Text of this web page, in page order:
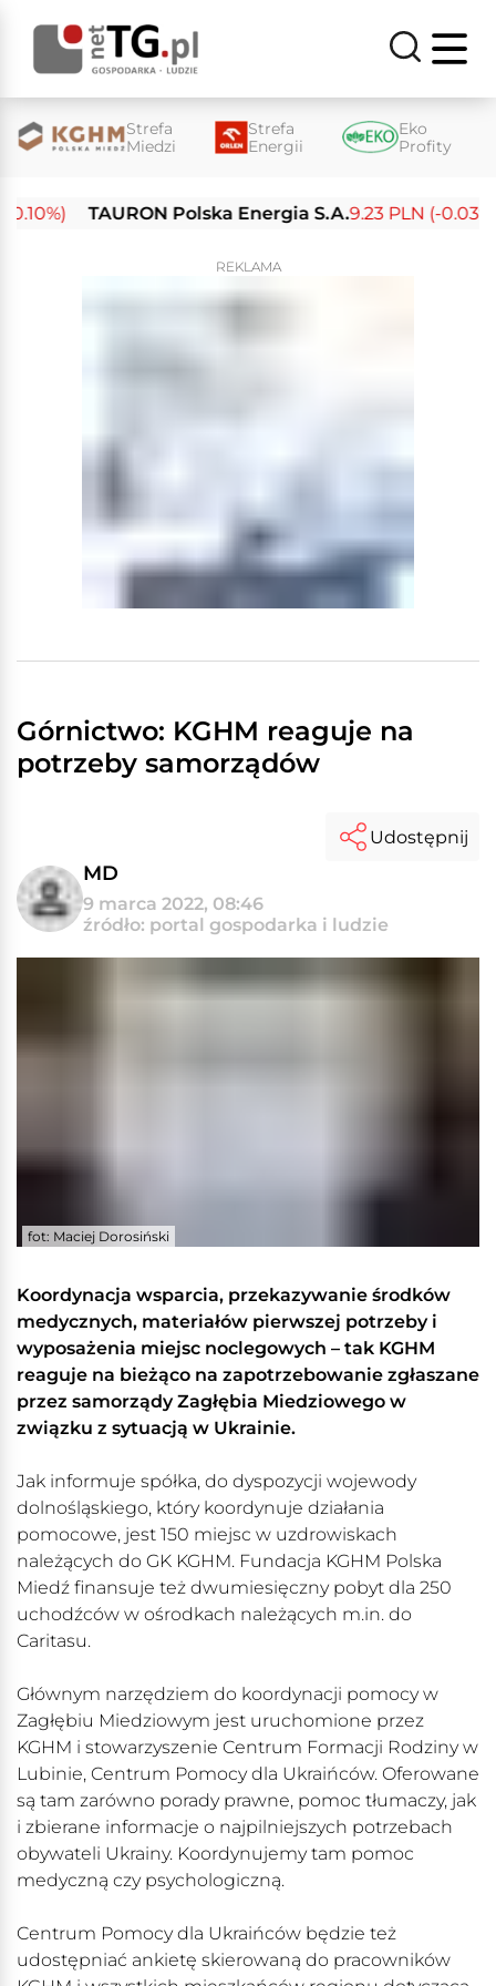
Strefa
Miedzi
Strefa
Energii
Eko
Profity
TAURON Polska Energia S.A.9.23 PLN (-0.03%)
REKLAMA
Górnictwo: KGHM reaguje na
potrzeby samorządów
MD
9 marca 2022, 08:46
źródło: portal gospodarka i ludzie
Udostępnij
fot: Maciej Dorosiński
Koordynacja wsparcia, przekazywanie środków
medycznych, materiałów pierwszej potrzeby i
wyposażenia miejsc noclegowych – tak KGHM
reaguje na bieżąco na zapotrzebowanie zgłaszane
przez samorządy Zagłębia Miedziowego w
związku z sytuacją w Ukrainie.
Jak informuje spółka, do dyspozycji wojewody
dolnośląskiego, który koordynuje działania
pomocowe, jest 150 miejsc w uzdrowiskach
należących do GK KGHM. Fundacja KGHM Polska
Miedź finansuje też dwumiesięczny pobyt dla 250
uchodźców w ośrodkach należących m.in. do
Caritasu.
Głównym narzędziem do koordynacji pomocy w
Zagłębiu Miedziowym jest uruchomione przez
KGHM i stowarzyszenie Centrum Formacji Rodziny w
Lubinie, Centrum Pomocy dla Ukraińców. Oferowane
są tam zarówno porady prawne, pomoc tłumaczy, jak
i zbierane informacje o najpilniejszych potrzebach
obywateli Ukrainy. Koordynujemy tam pomoc
medyczną czy psychologiczną.
Centrum Pomocy dla Ukraińców będzie też
udostępniać ankietę skierowaną do pracowników